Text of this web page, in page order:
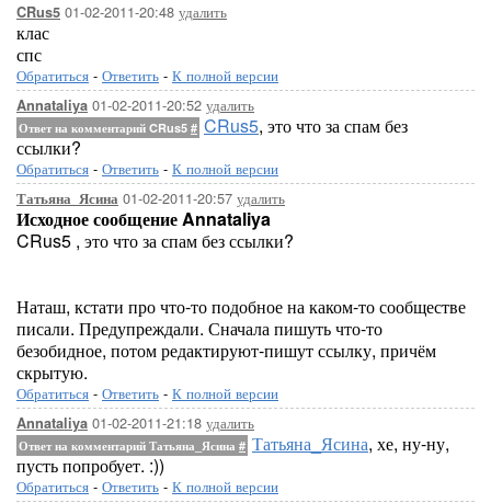
CRus5 01-02-2011-20:48 удалить
клас
спс
Обратиться - Ответить - К полной версии
Annataliya 01-02-2011-20:52 удалить
Ответ на комментарий CRus5 # CRus5, это что за спам без
ссылки?
Обратиться - Ответить - К полной версии
Татьяна_Ясина 01-02-2011-20:57 удалить
Исходное сообщение Annataliya
CRus5 , это что за спам без ссылки?
Наташ, кстати про что-то подобное на каком-то сообществе
писали. Предупреждали. Сначала пишуть что-то
безобидное, потом редактируют-пишут ссылку, причём
скрытую.
Обратиться - Ответить - К полной версии
Annataliya 01-02-2011-21:18 удалить
Ответ на комментарий Татьяна_Ясина # Татьяна_Ясина, хе, ну-ну,
пусть попробует. :))
Обратиться - Ответить - К полной версии